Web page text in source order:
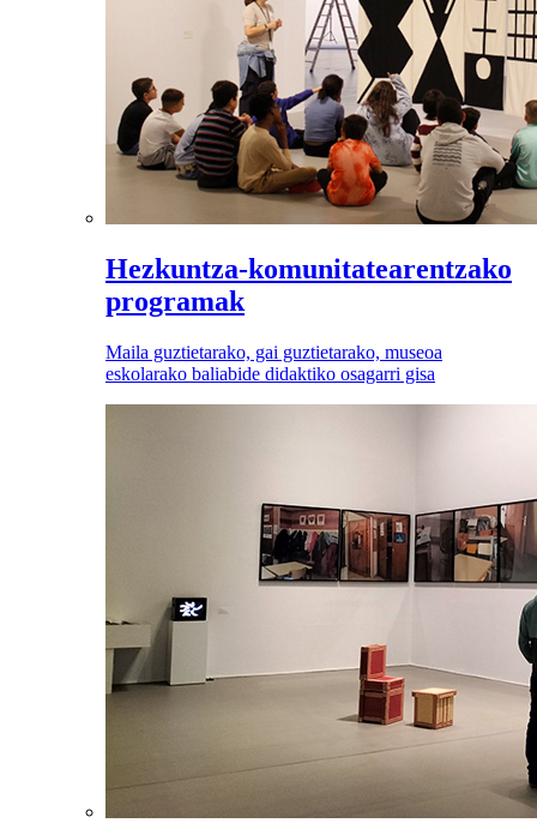
Hezkuntza-komunitatearentzako
programak
Maila guztietarako, gai guztietarako, museoa
eskolarako baliabide didaktiko osagarri gisa